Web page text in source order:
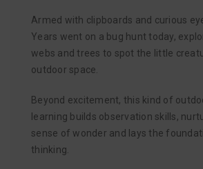
Armed with clipboards and curious
Years went on a bug hunt today,
webs and trees to spot the little
outdoor space.
Beyond excitement, this kind of
learning builds observation skills,
sense of wonder and lays the
thinking.